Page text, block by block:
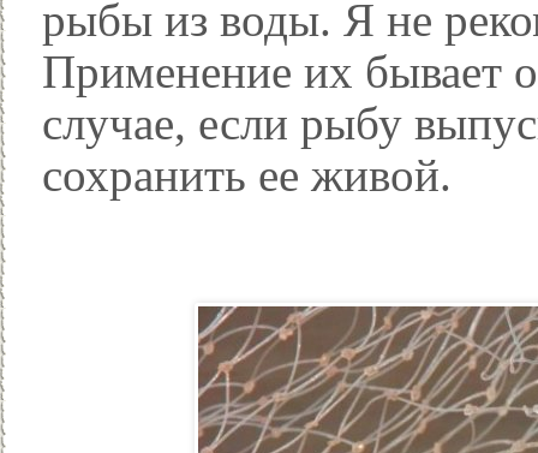
рыбы из воды. Я не
Применение их бывает
случае, если рыбу
сохранить ее живой.